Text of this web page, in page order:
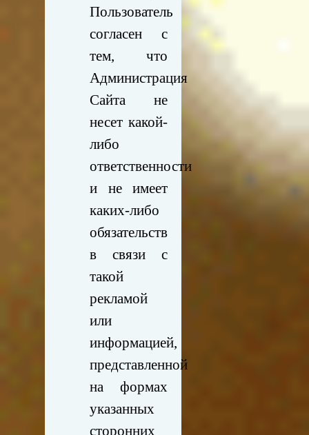
Пользователь
согласен с
тем, что
Администрация
Сайта не
несет какой-
либо
ответственности
и не имеет
каких-либо
обязательств
в связи с
такой
рекламой
или
информацией,
представленной
на формах
указанных
сторонних